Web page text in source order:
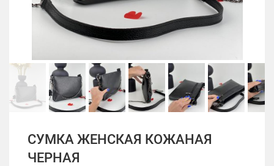
СУМКА ЖЕНСКАЯ КОЖАНАЯ
ЧЕРНАЯ